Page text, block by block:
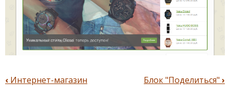
Перекрёстные
‹ Интернет-магазин Блок "Поделиться" ›